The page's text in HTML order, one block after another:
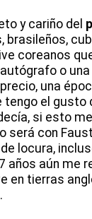
y cariño del
brasileños,
coreanos
o
una
tengo el gusto
si esto
será con
locura,
años aún me
en tierras